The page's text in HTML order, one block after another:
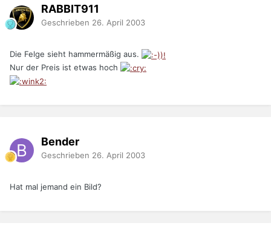
RABBIT911
Geschrieben 26. April 2003
Die Felge sieht hammermäßig aus.
Nur der Preis ist etwas hoch
Bender
Geschrieben 26. April 2003
Hat mal jemand ein Bild?